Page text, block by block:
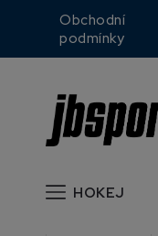
Obchodní
podmínky
HOKEJ